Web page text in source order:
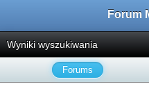
Forum
Wyniki wyszukiwania
Forums